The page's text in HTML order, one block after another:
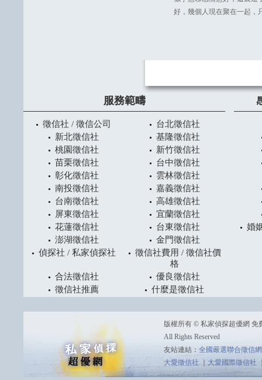
好，幾個人現在聚在一起，
服務範疇
徵信社 / 徵信公司
台北徵信社
新北徵信社
基隆徵信社
桃園徵信社
新竹徵信社
苗栗徵信社
台中徵信社
彰化徵信社
雲林徵信社
南投徵信社
嘉義徵信社
台南徵信社
高雄徵信社
屏東徵信社
宜蘭徵信社
花蓮徵信社
台東徵信社
澎湖徵信社
金門徵信社
偵探社 / 私家偵探社
徵信社費用 / 徵信社價
格
合法徵信社
優良徵信社
徵信社推薦
什麼是徵信社
婚
版權所有 © 私家偵探超優網 免
All Rights Reserved
友站連結： 全國嚴選聯合徵信網
大愛徵信社 ｜大愛國際徵信社